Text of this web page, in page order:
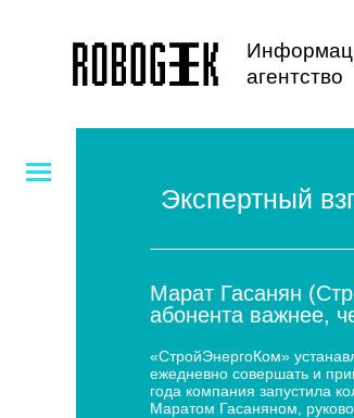
агентство
Экспертный
Марат Гасанян
абонента важнее,
«СтройЭнергоКом»
ежедневно совершать и
года компания запустила
Маратом Гасаняном,